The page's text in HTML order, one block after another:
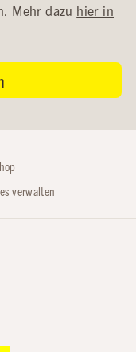
Mehr dazu hier in
verwalten